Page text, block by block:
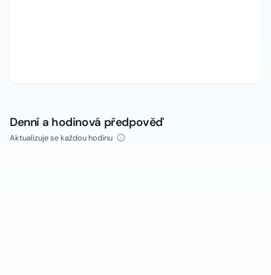
Denní a hodinová předpověď
Aktualizuje se každou hodinu